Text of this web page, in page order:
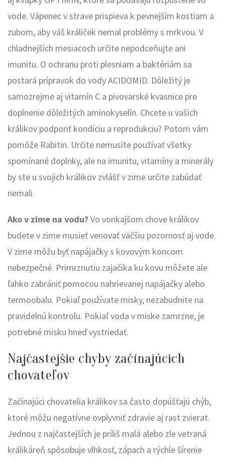
vode. Vápenec v strave prispieva k pevnejším kostiam a
zubom, aby váš králiček nemal problémy s mrkvou. V
chladnejších mesiacoch určite nepodceňujte ani
imunitu. O ochranu proti plesniam a baktériám sa
postará prípravok do vody ACIDOMID. Dôležitý je
samozrejme aj vitamín C a pivovarské kvasnice pre
doplnenie dôležitých aminokyselín. Chcete u vašich
králikov podporiť kondíciu a reprodukciu? Potom vám
pomôže Rabitin. Určite nemusíte používať všetky
spomínané doplnky, ale na imunitu, vitamíny a minerály
by ste u svojich králikov zvlášť v zime určite zabúdať
nemali.
Ako v zime na vodu? Vo vonkajšom chove králikov
budete v zime musieť venovať väčšiu pozornosť aj vode.
V zime môžu byť napájačky s kovovým koncom
nebezpečné. Primrznutiu zajačika ku kovu môžete ale
ľahko zabrániť pomocou nahrievanej napájačky alebo
termoobalu. Pokiaľ používate misky, nezabudnite na
pravidelnú kontrolu. Pokiaľ voda v miske zamrzne, je
potrebné misku hneď vystriedať.
Najčastejšie chyby začínajúcich
chovateľov
Začínajúci chovatelia králikov sa často dopúšťajú chýb,
ktoré môžu negatívne ovplyvniť zdravie aj rast zvierat.
Jednou z najčastejších je príliš malá alebo zle vetraná
králikáreň spôsobuje vlhkosť, zápach a rýchle šírenie